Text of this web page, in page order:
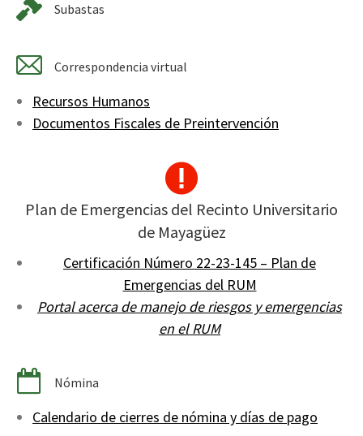
Subastas
Correspondencia virtual
Recursos Humanos
Documentos Fiscales de Preintervención
Plan de Emergencias del Recinto Universitario
de Mayagüez
Certificación Número 22-23-145 – Plan de
Emergencias del RUM
Portal acerca de manejo de riesgos y emergencias
en el RUM
Nómina
Calendario de cierres de nómina y días de pago